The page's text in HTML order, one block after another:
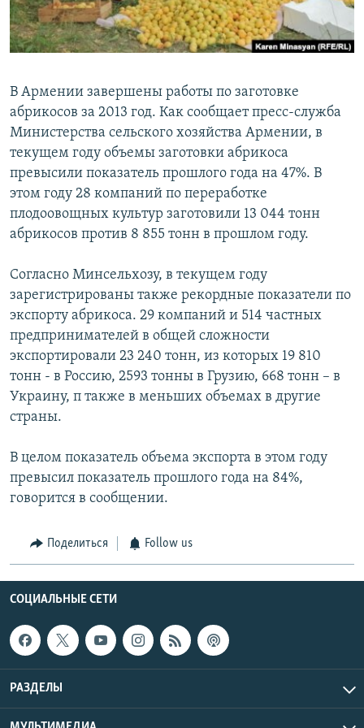
Հայերեն
English
Русский
Все сайты Радио Азатутюн
В Армении завершены работы по заготовке
абрикосов за 2013 год. Как сообщает пресс-служба
Министерства сельского хозяйства Армении, в
текущем году объемы заготовки абрикоса
превысили показатель прошлого года на 47%. В
этом году 28 компаний по переработке
плодоовощных культур заготовили 13 044 тонн
абрикосов против 8 855 тонн в прошлом году.
Согласно Минсельхозу, в текущем году
зарегистрированы также рекордные показатели по
экспорту абрикоса. 29 компаний и 514 частных
предпринимателей в общей сложности
экспортировали 23 240 тонн, из которых 19 810
тонн - в Россию, 2593 тонны в Грузию, 668 тонн – в
Украину, п также в меньших объемах в другие
страны.
В целом показатель объема экспорта в этом году
превысил показатель прошлого года на 84%,
говорится в сообщении.
Поделиться Follow us
СОЦИАЛЬНЫЕ СЕТИ
РАЗДЕЛЫ